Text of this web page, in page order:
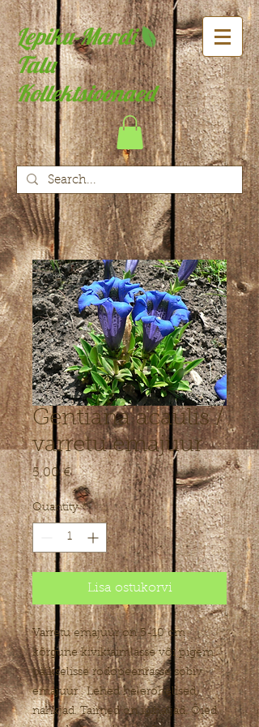
Lepiku-Mardi
Talu
Kollektsioonaed
Gentiana acaulis /
varretu emajuur
5,00 €Price
Quantity *
Lisa ostukorvi
Varretu emajuur on 5-10 cm
kõrgune kiviktaimlasse või pigem
päikselisse rodopeenrasse sobiv
emajuur . Lehed helerohelised,
nahkjad. Taimed on igihaljad. Õied